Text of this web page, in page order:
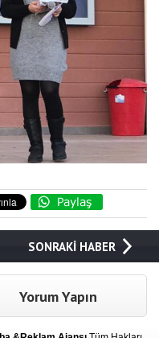
SONRAKİ HABER
Yorum Yapın